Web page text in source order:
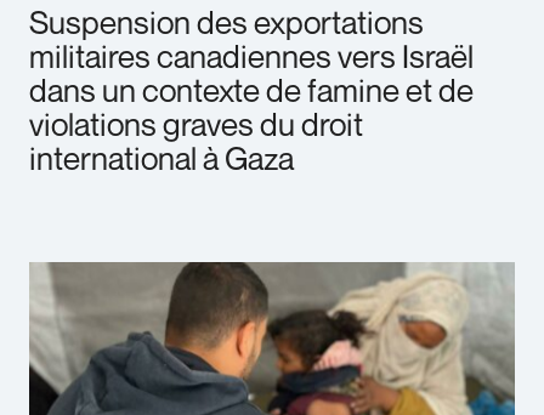
Suspension des exportations
militaires canadiennes vers Israël
dans un contexte de famine et de
violations graves du droit
international à Gaza